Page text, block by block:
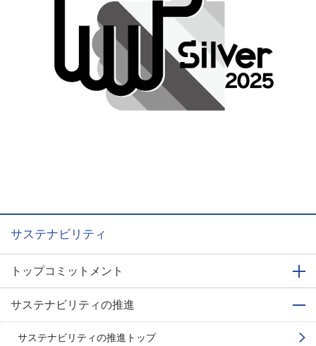
サステナビリティ
トップコミットメント
サステナビリティの推進
サステナビリティの推進トップ